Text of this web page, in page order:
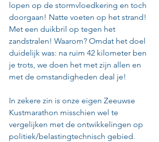
lopen op de stormvloedkering en toch
doorgaan! Natte voeten op het strand!
Met een duikbril op tegen het
zandstralen! Waarom? Omdat het doel
duidelijk was: na ruim 42 kilometer ben
je trots, we doen het met zijn allen en
met de omstandigheden deal je!
In zekere zin is onze eigen Zeeuwse
Kustmarathon misschien wel te
vergelijken met de ontwikkelingen op
politiek/belastingtechnisch gebied.